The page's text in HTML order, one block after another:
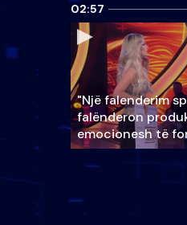
02:57
"Një falenderim
falënderon
emocionesh të